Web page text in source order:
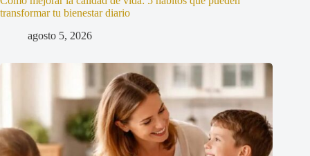
transformar tu bienestar diario
agosto 5, 2026